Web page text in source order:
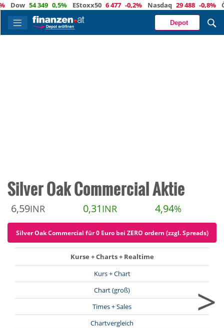
54 349 0,5% EStoxx50 6 477 -0,2% Nasdaq 29 488 -0,8% Öl
Depot
Silver Oak Commercial Aktie
6,59INR 0,31 INR 4,94%
Silver Oak Commercial für 0 Euro bei ZERO ordern (zzgl. Spreads)
Kurse + Charts + Realtime
Kurs + Chart
Chart (groß)
Times + Sales
Chartvergleich
>